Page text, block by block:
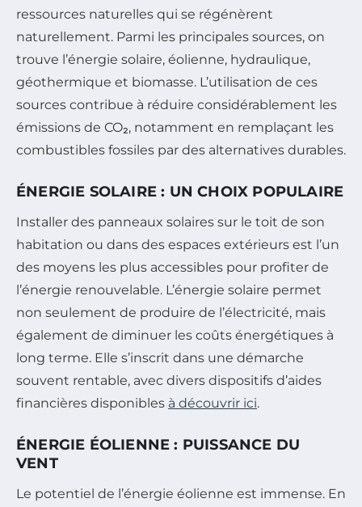
ressources naturelles qui se régénèrent
naturellement. Parmi les principales sources, on
trouve l’énergie solaire, éolienne, hydraulique,
géothermique et biomasse. L’utilisation de ces
sources contribue à réduire considérablement les
émissions de CO₂, notamment en remplaçant les
combustibles fossiles par des alternatives durables.
ÉNERGIE SOLAIRE : UN CHOIX POPULAIRE
Installer des panneaux solaires sur le toit de son
habitation ou dans des espaces extérieurs est l’un
des moyens les plus accessibles pour profiter de
l’énergie renouvelable. L’énergie solaire permet
non seulement de produire de l’électricité, mais
également de diminuer les coûts énergétiques à
long terme. Elle s’inscrit dans une démarche
souvent rentable, avec divers dispositifs d’aides
financières disponibles à découvrir ici.
ÉNERGIE ÉOLIENNE : PUISSANCE DU
VENT
Le potentiel de l’énergie éolienne est immense. En